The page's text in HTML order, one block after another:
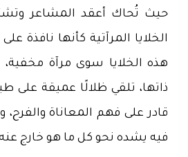
حيث تُحاك أعقد المشاعر
الخلايا المرآتية كأنها نافذة
هذه الخلايا سوى مرآة مخفية،
ذاتها، تلقي ظلالًا عميقة على
قادر على فهم المعاناة
فيه يشده نحو كل ما هو خارج